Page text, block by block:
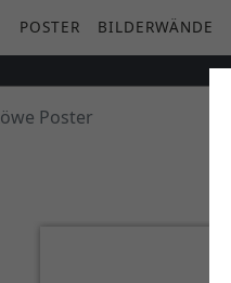
POSTER BILDERWÄNDE
Poster